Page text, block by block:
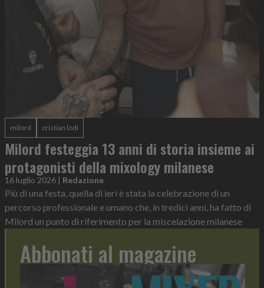
milord cristian lodi
Milord festeggia 13 anni di storia insieme ai
protagonisti della mixology milanese
16 luglio 2026 Redazione
Più di una festa, quella di ieri è stata la celebrazione di un
percorso professionale e umano che, in tredici anni, ha fatto di
Milord un punto di riferimento per la miscelazione milanese
Abbonati al magazine